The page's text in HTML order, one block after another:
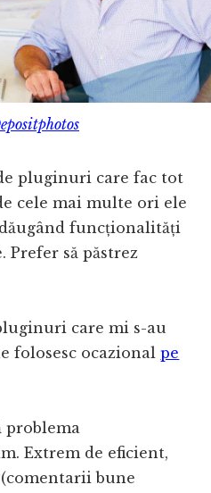
pluginuri care fac tot
cele mai multe ori ele
funcționalități
Prefer să păstrez
care mi s-au
folosesc ocazionalpe
problema
Extrem de eficient,
bune